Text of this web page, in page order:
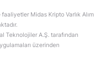
Midas Kripto Varlık Alım
Teknolojiler A.Ş. tarafından
üzerinden